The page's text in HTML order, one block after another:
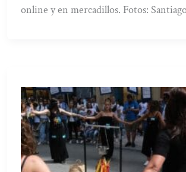
online y en mercadillos. Fotos: